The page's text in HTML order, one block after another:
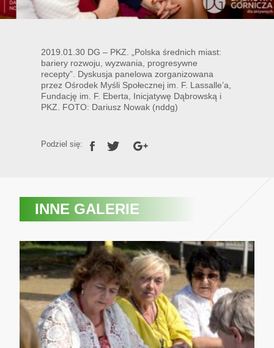
2019.01.30 DG – PKZ. „Polska średnich miast:
bariery rozwoju, wyzwania, progresywne
recepty”. Dyskusja panelowa zorganizowana
przez Ośrodek Myśli Społecznej im. F. Lassalle’a,
Fundację im. F. Eberta, Inicjatywę Dąbrowską i
PKZ. FOTO: Dariusz Nowak (nddg)
Podziel się:
INNE GALERIE